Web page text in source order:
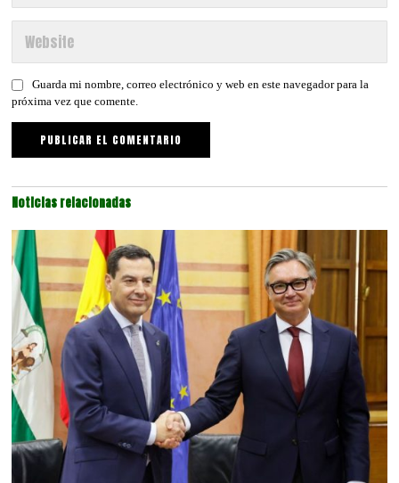
Guarda mi nombre, correo electrónico y web en este navegador para la
próxima vez que comente.
Noticias relacionadas